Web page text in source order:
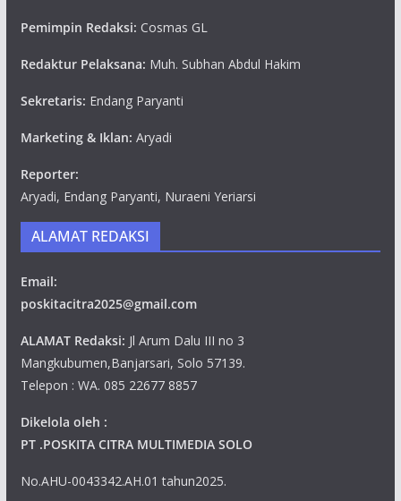
Pemimpin Redaksi: Cosmas GL
Redaktur Pelaksana: Muh. Subhan Abdul Hakim
Sekretaris: Endang Paryanti
Marketing & Iklan: Aryadi
Reporter:
Aryadi, Endang Paryanti, Nuraeni Yeriarsi
ALAMAT REDAKSI
Email:
poskitacitra2025@gmail.com
ALAMAT Redaksi: Jl Arum Dalu III no 3
Mangkubumen,Banjarsari, Solo 57139.
Telepon : WA. 085 22677 8857
Dikelola oleh :
PT .POSKITA CITRA MULTIMEDIA SOLO
No.AHU-0043342.AH.01 tahun2025.